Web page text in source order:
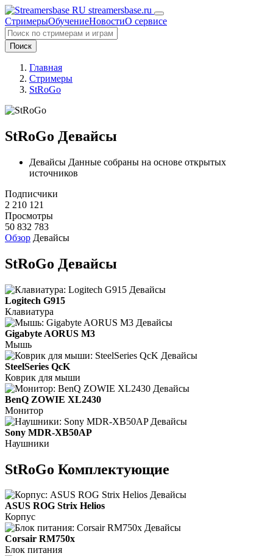
streamersbase.ru
СтримерыОбучениеНовостиО сервисе
Поиск
Главная
Стримеры
StRoGo
StRoGo Девайсы
Девайсы Данные собраны на основе открытых
источников
Подписчики
2 210 121
Просмотры
50 832 783
Обзор Девайсы
StRoGo Девайсы
Logitech G915
Клавиатура
Gigabyte AORUS M3
Мышь
SteelSeries QcK
Коврик для мыши
BenQ ZOWIE XL2430
Монитор
Sony MDR-XB50AP
Наушники
StRoGo Комплектующие
ASUS ROG Strix Helios
Корпус
Corsair RM750x
Блок питания